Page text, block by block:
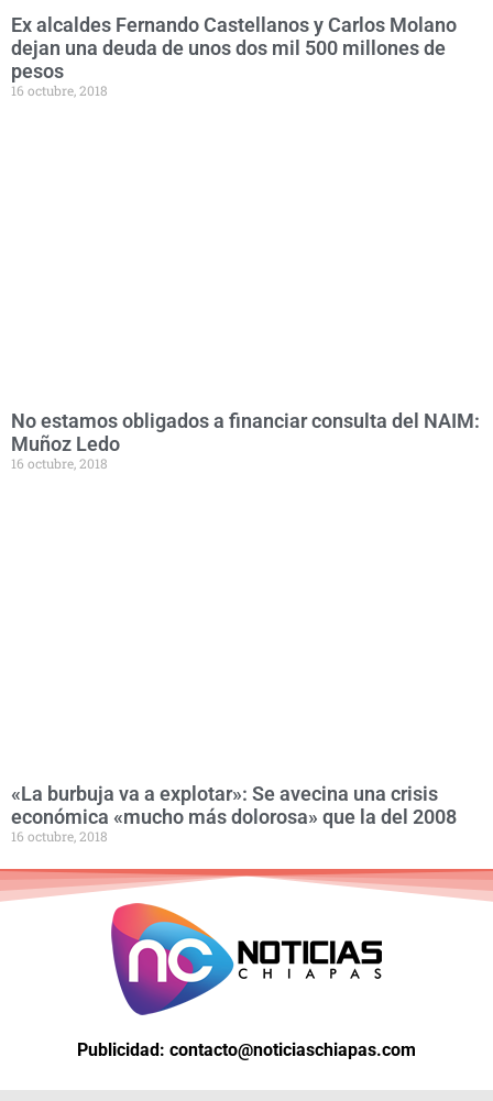
Ex alcaldes Fernando Castellanos y Carlos Molano
dejan una deuda de unos dos mil 500 millones de
pesos
16 octubre, 2018
No estamos obligados a financiar consulta del NAIM:
Muñoz Ledo
16 octubre, 2018
«La burbuja va a explotar»: Se avecina una crisis
económica «mucho más dolorosa» que la del 2008
16 octubre, 2018
Publicidad: contacto@noticiaschiapas.com